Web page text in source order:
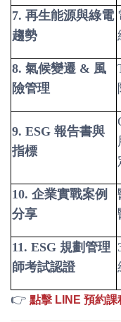
7. 再生能源與綠電
趨勢
8. 氣候變遷 & 風
險管理
9. ESG 報告書與
指標
10. 企業實戰案例
分享
11. ESG 規劃管理
師考試認證
👉 點擊 LINE 預約課